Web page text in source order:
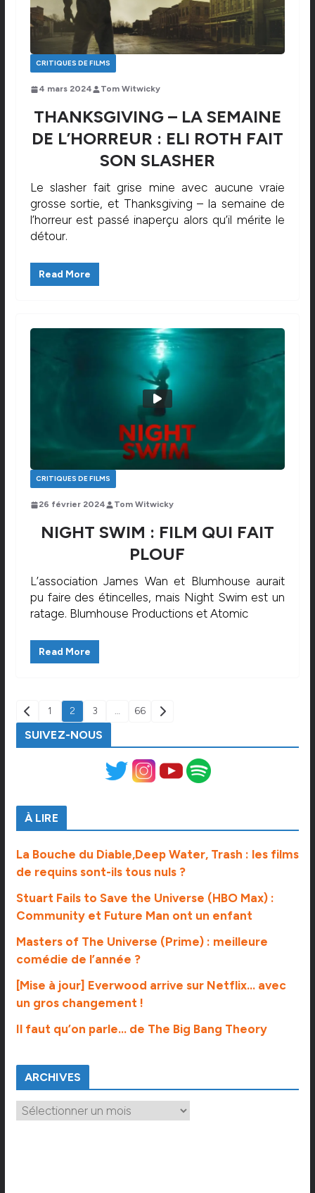
CRITIQUES DE FILMS
4 mars 2024 Tom Witwicky
THANKSGIVING – LA SEMAINE
DE L’HORREUR : ELI ROTH FAIT
SON SLASHER
Le slasher fait grise mine avec aucune vraie
grosse sortie, et Thanksgiving – la semaine de
l’horreur est passé inaperçu alors qu’il mérite le
détour.
Read More
CRITIQUES DE FILMS
26 février 2024 Tom Witwicky
NIGHT SWIM : FILM QUI FAIT
PLOUF
L’association James Wan et Blumhouse aurait
pu faire des étincelles, mais Night Swim est un
ratage. Blumhouse Productions et Atomic
Read More
PAGINATION
DES
PUBLICATIONS
1 2 3 … 66
SUIVEZ-NOUS
À LIRE
La Bouche du Diable,Deep Water, Trash : les films
de requins sont-ils tous nuls ?
Stuart Fails to Save the Universe (HBO Max) :
Community et Future Man ont un enfant
Masters of The Universe (Prime) : meilleure
comédie de l’année ?
[Mise à jour] Everwood arrive sur Netflix… avec
un gros changement !
Il faut qu’on parle… de The Big Bang Theory
ARCHIVES
A
r